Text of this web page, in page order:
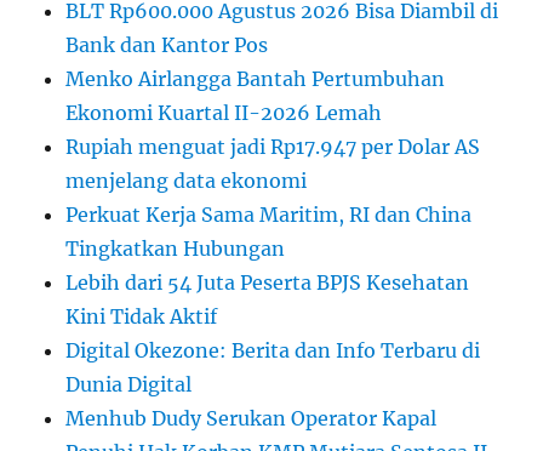
BLT Rp600.000 Agustus 2026 Bisa Diambil di
Bank dan Kantor Pos
Menko Airlangga Bantah Pertumbuhan
Ekonomi Kuartal II-2026 Lemah
Rupiah menguat jadi Rp17.947 per Dolar AS
menjelang data ekonomi
Perkuat Kerja Sama Maritim, RI dan China
Tingkatkan Hubungan
Lebih dari 54 Juta Peserta BPJS Kesehatan
Kini Tidak Aktif
Digital Okezone: Berita dan Info Terbaru di
Dunia Digital
Menhub Dudy Serukan Operator Kapal